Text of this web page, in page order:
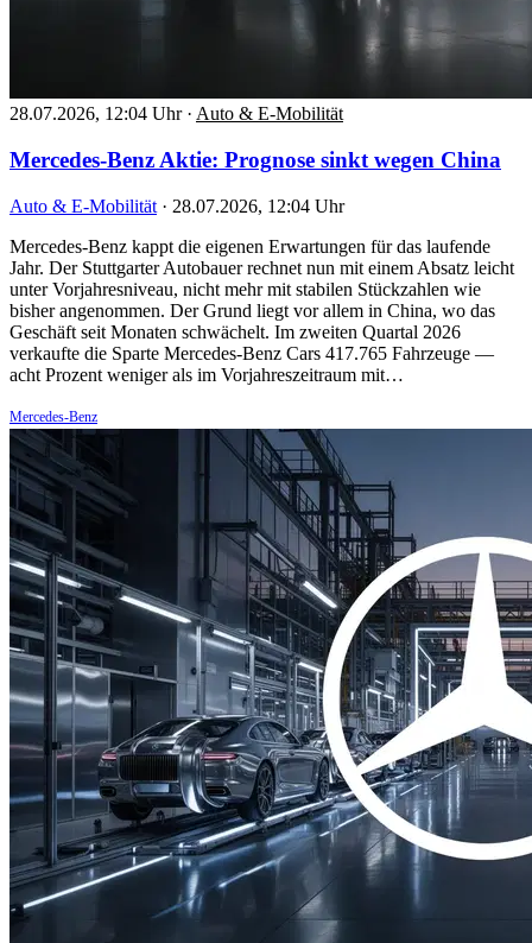
28.07.2026, 12:04 Uhr · Auto & E-Mobilität
Mercedes-Benz Aktie: Prognose sinkt wegen China
Auto & E-Mobilität · 28.07.2026, 12:04 Uhr
Mercedes-Benz kappt die eigenen Erwartungen für das laufende
Jahr. Der Stuttgarter Autobauer rechnet nun mit einem Absatz leicht
unter Vorjahresniveau, nicht mehr mit stabilen Stückzahlen wie
bisher angenommen. Der Grund liegt vor allem in China, wo das
Geschäft seit Monaten schwächelt. Im zweiten Quartal 2026
verkaufte die Sparte Mercedes-Benz Cars 417.765 Fahrzeuge —
acht Prozent weniger als im Vorjahreszeitraum mit…
Mercedes-Benz